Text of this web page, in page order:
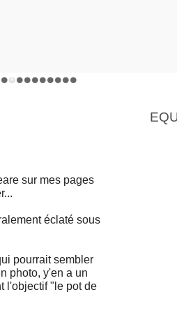
sur mes pages
éclaté sous
pourrait sembler
photo, y'en a un
l'objectif "le pot de